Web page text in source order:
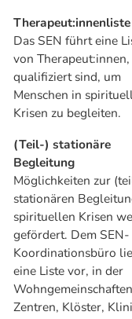
Therapeut:innenliste
Das SEN führt eine
von
qualifiziert sind, um
Menschen in
Krisen zu begleiten.
(Teil-) stationäre
Begleitung
Möglichkeiten zur
stationären
spirituellen Krisen
gefördert. Dem SEN-
Koordinationsbüro
eine Liste vor, in der
Zentren, Klöster,